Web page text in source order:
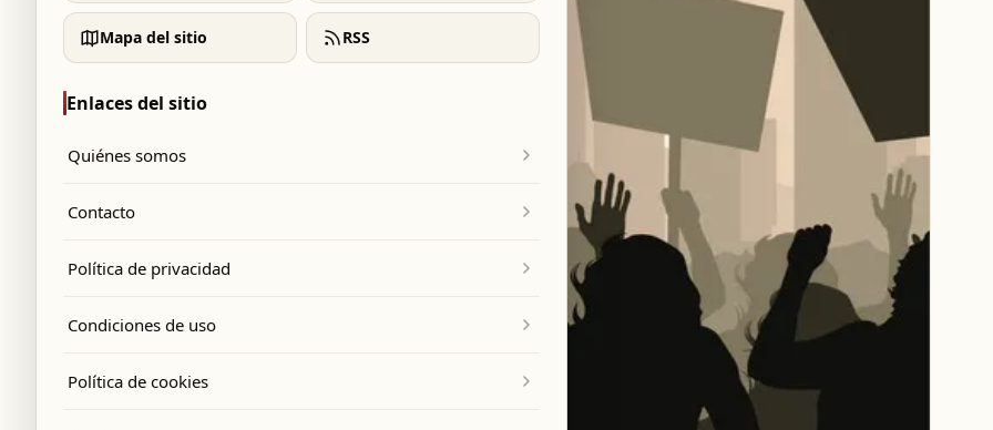
Mapa del sitio RSS
Enlaces del sitio
Quiénes somos
Contacto
Política de privacidad
Condiciones de uso
Política de cookies